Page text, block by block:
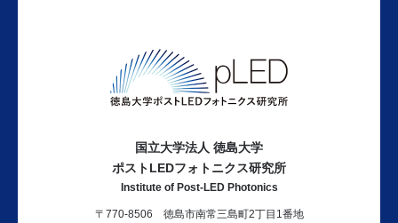
国立大学法人 徳島大学
ポストLEDフォトニクス研究所
Institute of Post-LED Photonics
〒770-8506 徳島市南常三島町2丁目1番地